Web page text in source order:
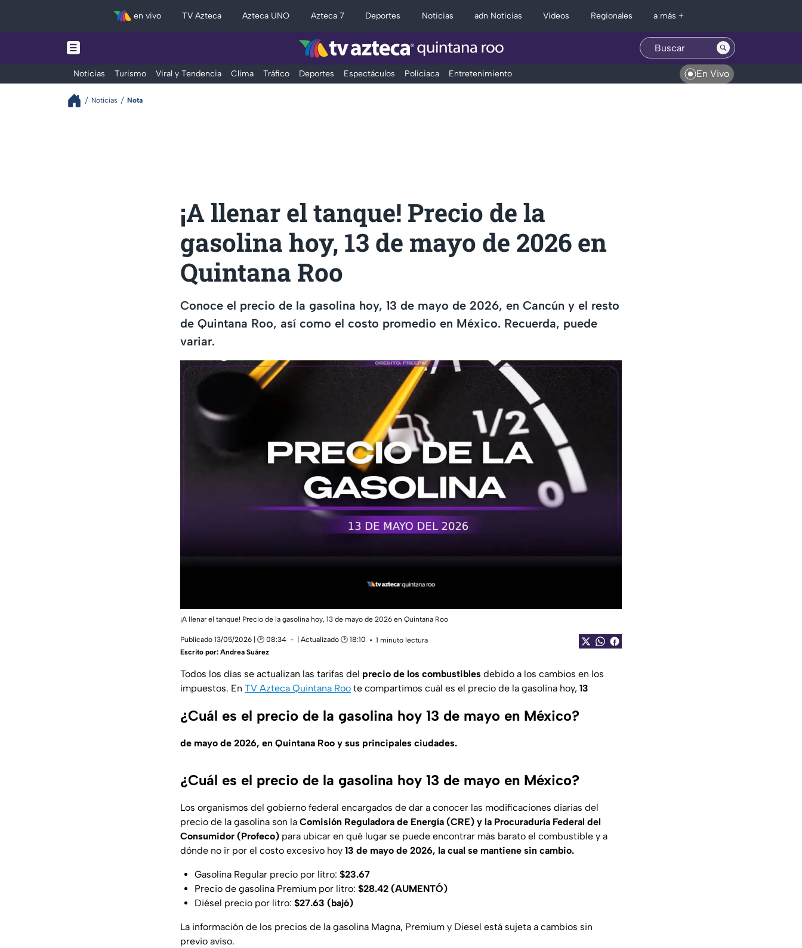
en vivo TV Azteca Azteca UNO Azteca 7 Deportes Noticias adn Noticias Videos Regionales a más +
Noticias Turismo Viral y Tendencia Clima Tráfico Deportes Espectáculos Policiaca Entretenimiento En Vivo
Noticias Nota
¡A llenar el tanque! Precio de la
gasolina hoy, 13 de mayo de 2026 en
Quintana Roo
Conoce el precio de la gasolina hoy, 13 de mayo de 2026, en Cancún y el resto
de Quintana Roo, así como el costo promedio en México. Recuerda, puede
variar.
¡A llenar el tanque! Precio de la gasolina hoy, 13 de mayo de 2026 en Quintana Roo
Publicado 13/05/2026 | 🕑 08:34 | Actualizado 🕑 18:10
1 minuto lectura
Escrito por: Andrea Suárez
Todos los días se actualizan las tarifas del precio de los combustibles debido a los cambios en los
impuestos. En TV Azteca Quintana Roo te compartimos cuál es el precio de la gasolina hoy, 13
¿Cuál es el precio de la gasolina hoy 13 de mayo en México?
de mayo de 2026, en Quintana Roo y sus principales ciudades.
¿Cuál es el precio de la gasolina hoy 13 de mayo en México?
Los organismos del gobierno federal encargados de dar a conocer las modificaciones diarias del
precio de la gasolina son la Comisión Reguladora de Energía (CRE) y la Procuraduría Federal del
Consumidor (Profeco) para ubicar en qué lugar se puede encontrar más barato el combustible y a
dónde no ir por el costo excesivo hoy 13 de mayo de 2026, la cual se mantiene sin cambio.
Gasolina Regular precio por litro: $23.67
Precio de gasolina Premium por litro: $28.42 (AUMENTÓ)
Diésel precio por litro: $27.63 (bajó)
La información de los precios de la gasolina Magna, Premium y Diesel está sujeta a cambios sin
previo aviso.